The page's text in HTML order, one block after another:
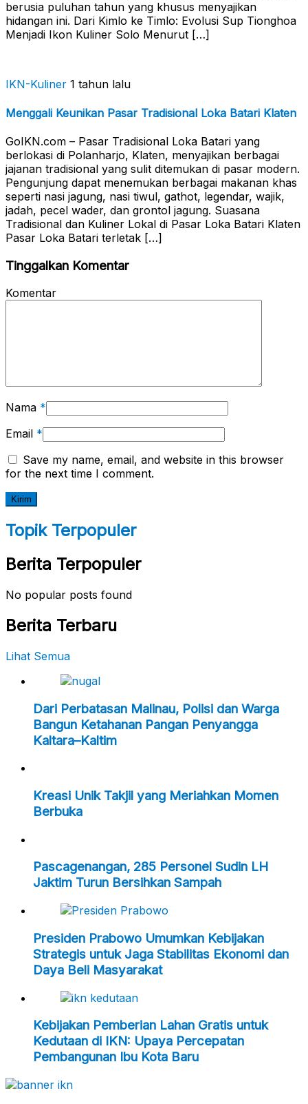
berusia puluhan tahun yang khusus menyajikan
hidangan ini. Dari Kimlo ke Timlo: Evolusi Sup Tionghoa
Menjadi Ikon Kuliner Solo Menurut […]
IKN-Kuliner 1 tahun lalu
Menggali Keunikan Pasar Tradisional Loka Batari Klaten
GoIKN.com – Pasar Tradisional Loka Batari yang
berlokasi di Polanharjo, Klaten, menyajikan berbagai
jajanan tradisional yang sulit ditemukan di pasar modern.
Pengunjung dapat menemukan berbagai makanan khas
seperti nasi jagung, nasi tiwul, gathot, legendar, wajik,
jadah, pecel wader, dan grontol jagung. Suasana
Tradisional dan Kuliner Lokal di Pasar Loka Batari Klaten
Pasar Loka Batari terletak […]
Tinggalkan Komentar
Komentar
Nama *
Email *
Save my name, email, and website in this browser
for the next time I comment.
Topik Terpopuler
Berita Terpopuler
No popular posts found
Berita Terbaru
Lihat Semua
Dari Perbatasan Malinau, Polisi dan Warga
Bangun Ketahanan Pangan Penyangga
Kaltara–Kaltim
Kreasi Unik Takjil yang Meriahkan Momen
Berbuka
Pascagenangan, 285 Personel Sudin LH
Jaktim Turun Bersihkan Sampah
Presiden Prabowo Umumkan Kebijakan
Strategis untuk Jaga Stabilitas Ekonomi dan
Daya Beli Masyarakat
Kebijakan Pemberian Lahan Gratis untuk
Kedutaan di IKN: Upaya Percepatan
Pembangunan Ibu Kota Baru